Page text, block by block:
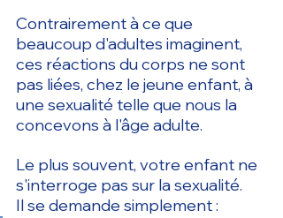
Contrairement à ce que
beaucoup d'adultes imaginent,
ces réactions du corps ne sont
pas liées, chez le jeune enfant, à
une sexualité telle que nous la
concevons à l'âge adulte.
Le plus souvent, votre enfant ne
s'interroge pas sur la sexualité.
Il se demande simplement :